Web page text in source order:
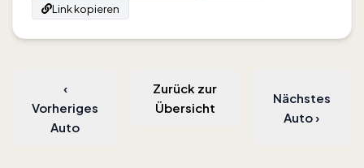
Link kopieren
‹
Vorheriges
Auto
Zurück zur
Übersicht
Nächstes
Auto›